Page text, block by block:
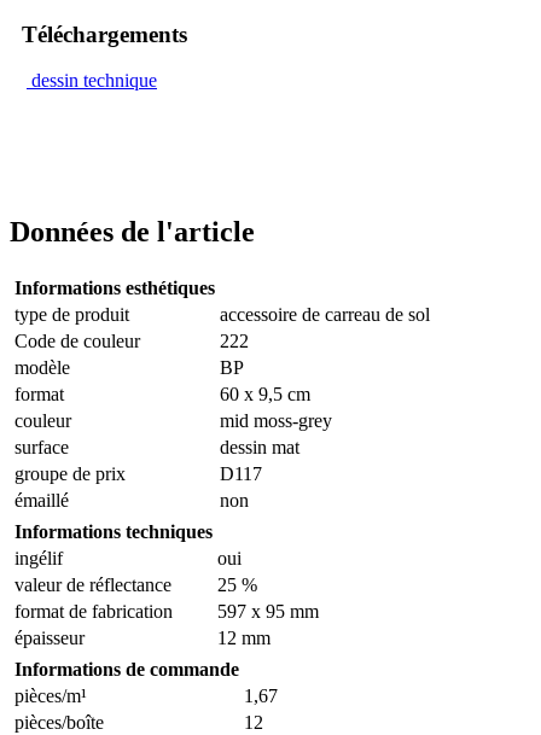
Téléchargements
dessin technique
Données de l'article
Informations esthétiques
type de produit
accessoire de carreau de sol
Code de couleur
222
modèle
BP
format
60 x 9,5 cm
couleur
mid moss-grey
surface
dessin mat
groupe de prix
D117
émaillé
non
Informations techniques
ingélif
oui
valeur de réflectance
25 %
format de fabrication
597 x 95 mm
épaisseur
12 mm
Informations de commande
pièces/m¹
1,67
pièces/boîte
12